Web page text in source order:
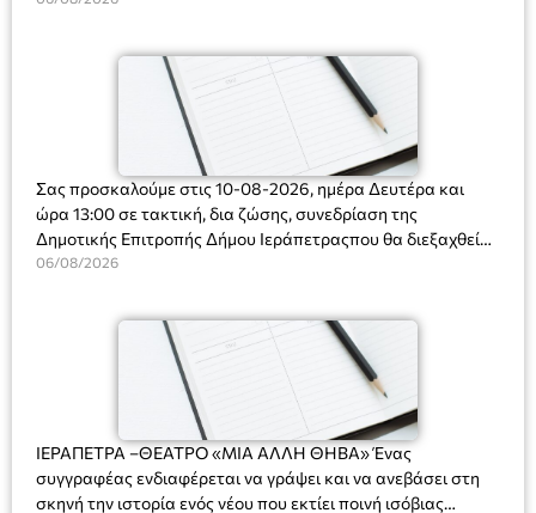
Σας προσκαλούμε στις 10-08-2026, ημέρα Δευτέρα και
ώρα 13:00 σε τακτική, δια ζώσης, συνεδρίαση της
Δημοτικής Επιτροπής Δήμου Ιεράπετραςπου θα διεξαχθεί
στο Δημοτικό Κατάστημα, Δημοκρατίας 31 στην αίθουσα
και λήψη αποφάσεων στα παρακάτω θέματα:
06/08/2026
ΙΕΡΑΠΕΤΡΑ –ΘΕΑΤΡΟ «ΜΙΑ ΑΛΛΗ ΘΗΒΑ» Ένας
συγγραφέας ενδιαφέρεται να γράψει και να ανεβάσει στη
σκηνή την ιστορία ενός νέου που εκτίει ποινή ισόβιας